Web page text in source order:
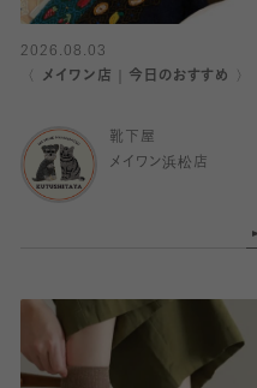
2026.08.03
〈 メイワン店｜今日のおすすめ 〉
靴下屋
メイワン浜松店